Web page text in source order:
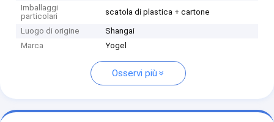
Imballaggi
particolari
scatola di plastica + cartone
Luogo di origine
Shangai
Marca
Yogel
Osservi più